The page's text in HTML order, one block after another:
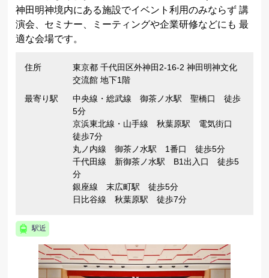
神田明神境内にある施設でイベント利用のみならず 講
演会、セミナー、ミーティングや企業研修などにも 最
適な会場です。
住所
東京都 千代田区外神田2-16-2 神田明神文化
交流館 地下1階
最寄り駅
中央線・総武線 御茶ノ水駅 聖橋口 徒歩
5分
京浜東北線・山手線 秋葉原駅 電気街口
徒歩7分
丸ノ内線 御茶ノ水駅 1番口 徒歩5分
千代田線 新御茶ノ水駅 B1出入口 徒歩5
分
銀座線 末広町駅 徒歩5分
日比谷線 秋葉原駅 徒歩7分
駅近